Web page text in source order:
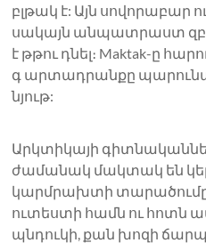
բլթակ է: Այն սովորաբար
սակայն անպատրաստ
է թթու դնել։ Maktak-ը
գ արտադրանքը
նյութ:
Արկտիկայի
ժամանակ մակտակ են
կարմրախտի
ուտեստի համն ու հոտն
պնդուկի, քան խոզի